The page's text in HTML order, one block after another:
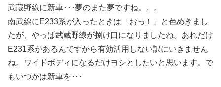
武蔵野線に新車･･･夢のまた夢ですね。。。
南武線にE233系が入ったときは「おっ！」と色めきまし
たが、やっぱ武蔵野線が捌け口になりましたね。あれだけ
E231系があるんですから有効活用しない訳にいきません
ね。ワイドボディになるだけヨシとしたいと思います。で
もいつかは新車を･･･